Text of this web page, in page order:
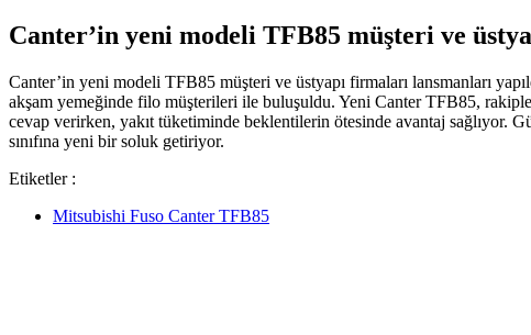
Canter’in yeni modeli TFB85 müşteri ve
Canter’in yeni modeli TFB85 müşteri ve üstyapı firmaları lansmanları
akşam yemeğinde filo müşterileri ile buluşuldu. Yeni Canter TFB85,
cevap verirken, yakıt tüketiminde beklentilerin ötesinde avantaj sağlıyor.
sınıfına yeni bir soluk getiriyor.
Etiketler :
Mitsubishi Fuso Canter TFB85